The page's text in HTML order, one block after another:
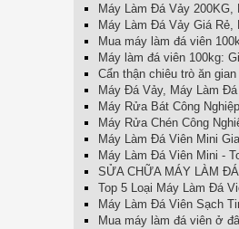
Máy Làm Đá Vảy 200KG,
Máy Làm Đá Vảy Giá
Mua máy làm đá viên
Máy làm đá viên 100kg:
Cẩn thận chiêu trò ăn
Máy Đá Vảy, Máy Làm
Máy Rửa Bát Công
Máy Rửa Chén Công
Máy Làm Đá Viên Mini
Máy Làm Đá Viên Mini -
SỬA CHỮA MÁY LÀM
Top 5 Loại Máy Làm Đá
Máy Làm Đá Viên Sạch
Mua máy làm đá viên ở